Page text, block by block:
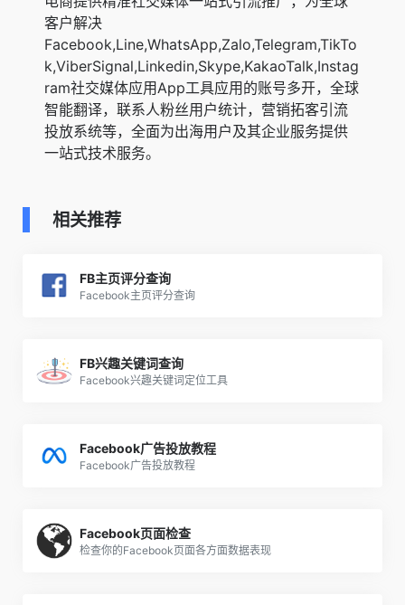
客户解决
Facebook,Line,WhatsApp,Zalo,Telegram,TikTo
k,ViberSignal,Linkedin,Skype,KakaoTalk,Instag
ram社交媒体应用App工具应用的账号多开，全球
智能翻译，联系人粉丝用户统计，营销拓客引流
投放系统等，全面为出海用户及其企业服务提供
一站式技术服务。
相关推荐
FB主页评分查询
Facebook主页评分查询
FB兴趣关键词查询
Facebook兴趣关键词定位工具
Facebook广告投放教程
Facebook广告投放教程
Facebook页面检查
检查你的Facebook页面各方面数据表现